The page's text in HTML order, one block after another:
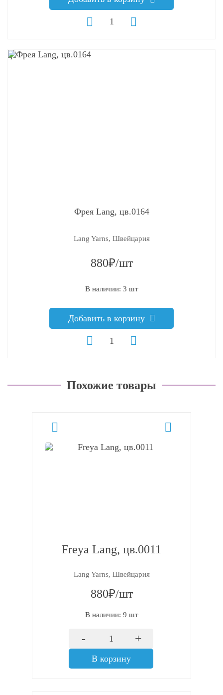
q
Фрея Lang, цв.0164
Lang Yarns, Швейцария
880₽/шт
В наличии: 3 шт
Добавить в корзину
Похожие товары
Freya Lang, цв.0011
Lang Yarns, Швейцария
880₽/шт
В наличии: 9 шт
- +
В корзину